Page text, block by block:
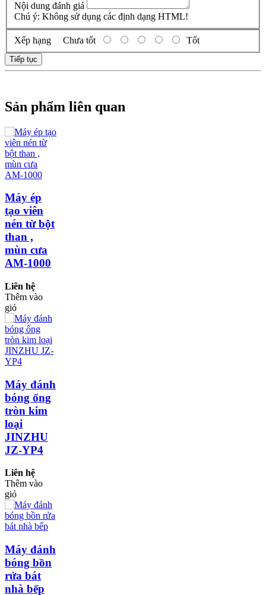
Nội dung đánh giá
Chú ý: Không sử dụng các định dạng HTML!
Xếp hạng Chưa tốt Tốt
Tiếp tục
Sản phẩm liên quan
Máy ép
tạo viên
nén từ bột
than ,
mùn cưa
AM-1000
Liên hệ
Thêm vào
giỏ
Máy đánh
bóng ống
tròn kim
loại
JINZHU
JZ-YP4
Liên hệ
Thêm vào
giỏ
Máy đánh
bóng bồn
rửa bát
nhà bếp